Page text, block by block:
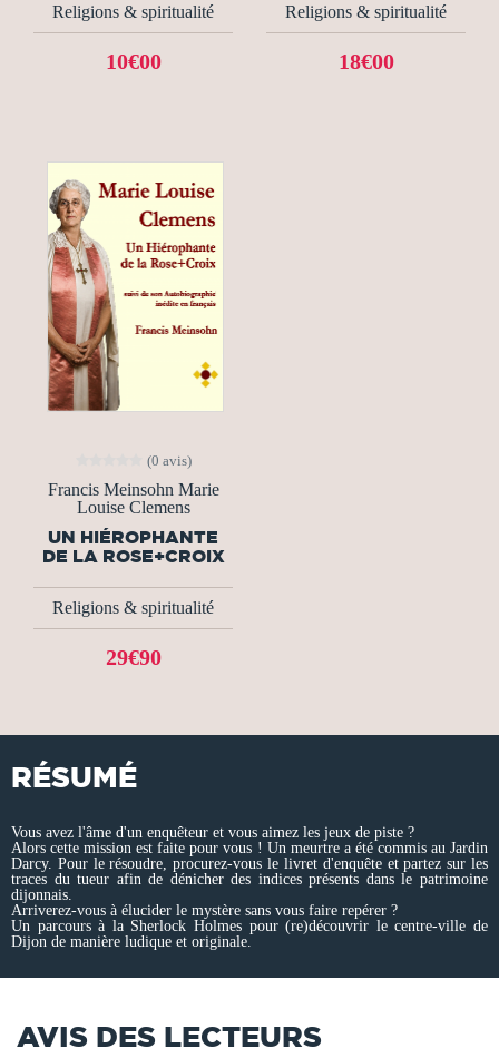
Religions & spiritualité
10€00
Religions & spiritualité
18€00
(0 avis)
Francis Meinsohn Marie
Louise Clemens
UN HIÉROPHANTE
DE LA ROSE+CROIX
Religions & spiritualité
29€90
RÉSUMÉ
Vous avez l'âme d'un enquêteur et vous aimez les jeux de piste ?
Alors cette mission est faite pour vous ! Un meurtre a été commis au Jardin
Darcy. Pour le résoudre, procurez-vous le livret d'enquête et partez sur les
traces du tueur afin de dénicher des indices présents dans le patrimoine
dijonnais.
Arriverez-vous à élucider le mystère sans vous faire repérer ?
Un parcours à la Sherlock Holmes pour (re)découvrir le centre-ville de
Dijon de manière ludique et originale.
AVIS DES LECTEURS